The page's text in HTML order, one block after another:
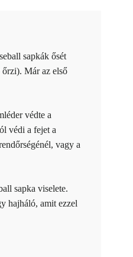
sapkák ősét
őrzi). Már az első
védte a
védi a fejet a
vagy a
sapka viselete.
hajháló, amit ezzel